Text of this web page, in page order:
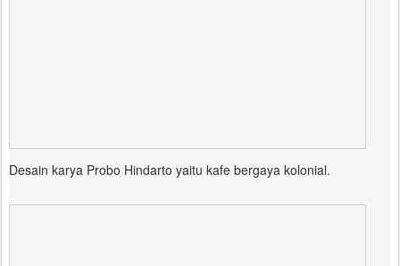
Desain karya Probo Hindarto yaitu kafe bergaya kolonial.